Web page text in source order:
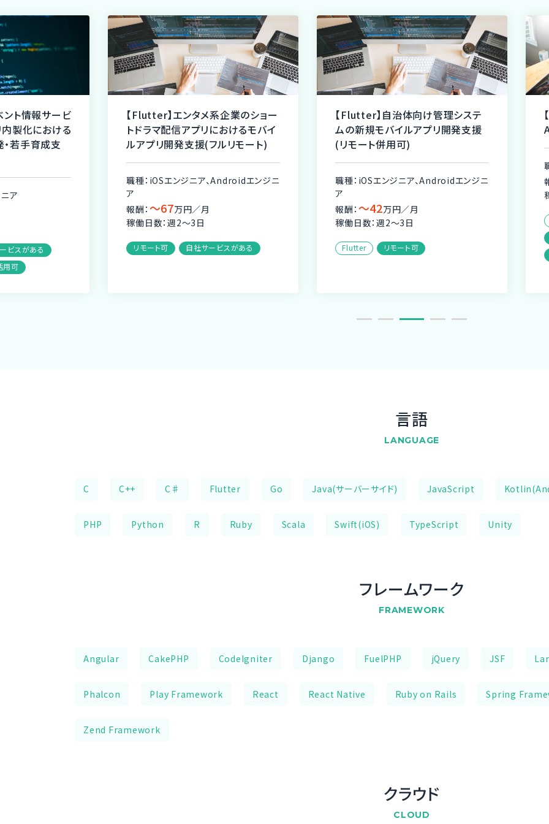
ント情報サービ
製化における
若手育成支
ア
ビスがある
用可
【Flutter】エンタメ系企業のショー
トドラマ配信アプリにおけるモバイ
ルアプリ開発支援(フルリモート)
職種：iOSエンジニア、Androidエンジニ
ア
報酬： 〜67万円／月
稼働日数：週2〜3日
リモート可 自社サービスがある
【Flutter】自治体向け管理システ
ムの新規モバイルアプリ開発支援
(リモート併用可)
職種：iOSエンジニア、Androidエンジニ
ア
報酬： 〜42万円／月
稼働日数：週2〜3日
Flutter リモート可
言語
LANGUAGE
C C++ C♯ Flutter Go Java(サーバーサイド) JavaScript
PHP Python R Ruby Scala Swift(iOS) TypeScript Unity
フレームワーク
FRAMEWORK
Angular CakePHP CodeIgniter Django FuelPHP jQuery JSF
Phalcon Play Framework React React Native Ruby on Rails Spring
Zend Framework
クラウド
CLOUD